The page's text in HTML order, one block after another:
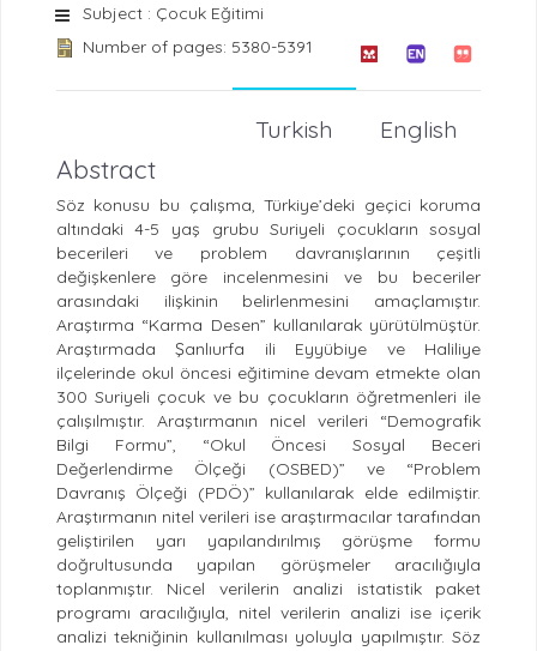
Subject : Çocuk Eğitimi
Number of pages: 5380-5391
English
Turkish
Abstract
Söz konusu bu çalışma, Türkiye’deki geçici koruma
altındaki 4-5 yaş grubu Suriyeli çocukların sosyal
becerileri ve problem davranışlarının çeşitli
değişkenlere göre incelenmesini ve bu beceriler
arasındaki ilişkinin belirlenmesini amaçlamıştır.
Araştırma “Karma Desen” kullanılarak yürütülmüştür.
Araştırmada Şanlıurfa ili Eyyübiye ve Haliliye
ilçelerinde okul öncesi eğitimine devam etmekte olan
300 Suriyeli çocuk ve bu çocukların öğretmenleri ile
çalışılmıştır. Araştırmanın nicel verileri “Demografik
Bilgi Formu”, “Okul Öncesi Sosyal Beceri
Değerlendirme Ölçeği (OSBED)” ve “Problem
Davranış Ölçeği (PDÖ)” kullanılarak elde edilmiştir.
Araştırmanın nitel verileri ise araştırmacılar tarafından
geliştirilen yarı yapılandırılmış görüşme formu
doğrultusunda yapılan görüşmeler aracılığıyla
toplanmıştır. Nicel verilerin analizi istatistik paket
programı aracılığıyla, nitel verilerin analizi ise içerik
analizi tekniğinin kullanılması yoluyla yapılmıştır. Söz